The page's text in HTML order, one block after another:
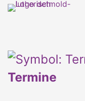
Termine